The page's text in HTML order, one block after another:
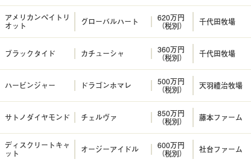
アメリカンペイトリ
オット グローバルハート 620万円
（税別） 千代田牧場
ブラックタイド カチューシャ 360万円
（税別） 千代田牧場
ハービンジャー ドラゴンホマレ 500万円
（税別） 天羽禮治牧場
サトノダイヤモンド チェルヴァ 850万円
（税別） 藤本ファーム
ディスクリートキャ
ット オージーアイドル 600万円
（税別） 社台ファーム